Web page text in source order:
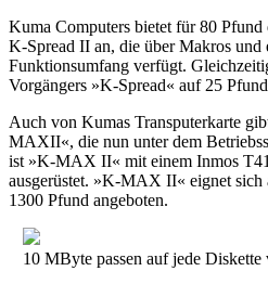
Kuma Computers bietet für 80
K-Spread II an, die über Makros und
Funktionsumfang verfügt.
Vorgängers »K-Spread« auf 25
Auch von Kumas Transputerkarte
MAXII«, die nun unter dem
ist »K-MAX II« mit einem Inmos
ausgerüstet. »K-MAX II« eignet sich
1300 Pfund angeboten.
10 MByte passen auf jede